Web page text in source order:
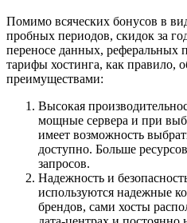
Помимо всяческих бонусов в
пробных периодов, скидок за
переносе данных, реферальных
тарифы хостинга, как правило,
преимуществами:
Высокая
мощные сервера и при
имеет возможность
доступно. Больше
запросов.
Надежность и
используются надежные
брендов, сами хосты